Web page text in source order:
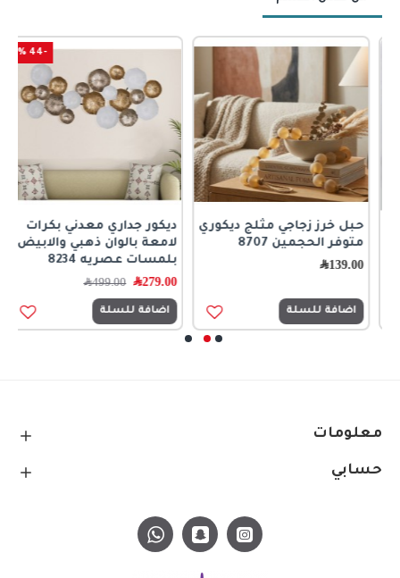
حبل خرز زجاجي مثلج ديكوري
متوفر الحجمين 8707
139.00﷼
اضافة للسلة
-44 %
ديكور جداري معدني بكرات
لامعة بالوان ذهبي والابيض
بلمسات عصريه 8234
279.00﷼ 499.00﷼
اضافة للسلة
معلومات
حسابي